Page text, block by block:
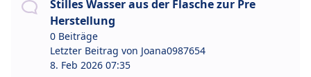
Stilles Wasser aus der Flasche zur Pre
Herstellung
0 Beiträge
Letzter Beitrag von Joana0987654
8. Feb 2026 07:35